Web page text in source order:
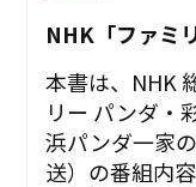
NHK「ファミ
本書は、NHK
リー パンダ・
浜パンダ一家
送）の番組内